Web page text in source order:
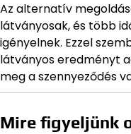
Az alternatív
látványosak, és több
igényelnek. Ezzel
látványos eredményt
meg a szennyeződés
Mire figyeljünk